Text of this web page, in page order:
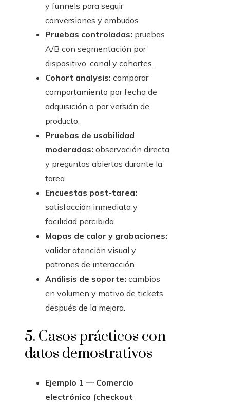
y funnels para seguir
conversiones y embudos.
Pruebas controladas: pruebas
A/B con segmentación por
dispositivo, canal y cohortes.
Cohort analysis: comparar
comportamiento por fecha de
adquisición o por versión de
producto.
Pruebas de usabilidad
moderadas: observación directa
y preguntas abiertas durante la
tarea.
Encuestas post-tarea:
satisfacción inmediata y
facilidad percibida.
Mapas de calor y grabaciones:
validar atención visual y
patrones de interacción.
Análisis de soporte: cambios
en volumen y motivo de tickets
después de la mejora.
5. Casos prácticos con
datos demostrativos
Ejemplo 1 — Comercio
electrónico (checkout